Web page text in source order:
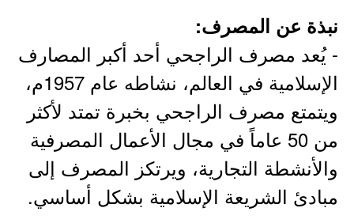
نبذة عن المصرف:
- يُعد مصرف الراجحي أحد أكبر المصارف
الإسلامية في العالم، نشاطه عام 1957م،
ويتمتع مصرف الراجحي بخبرة تمتد لأكثر
من 50 عاماً في مجال الأعمال المصرفية
والأنشطة التجارية، ويرتكز المصرف إلى
مبادئ الشريعة الإسلامية بشكل أساسي.